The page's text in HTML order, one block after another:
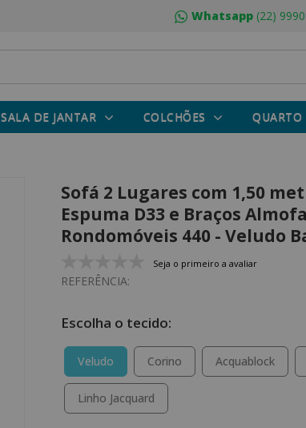
Whatsapp(22)
SALA DE JANTAR COLCHÕES QUARTO
Sofá 2 Lugares com 1,50
Espuma D33 e Braços
Rondomóveis 440 - Veludo
Seja o primeiro a avaliar
REFERÊNCIA:
Veludo Corino Acquablock
Linho Jacquard